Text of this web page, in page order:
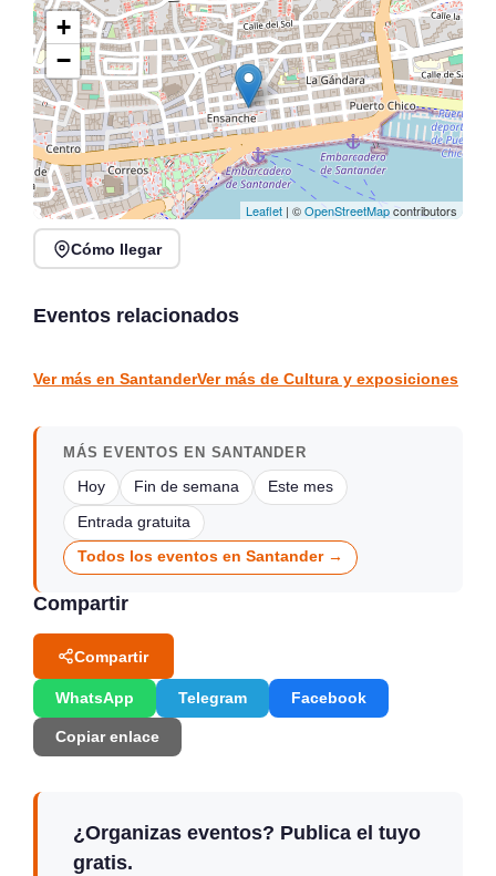
+
−
Leaflet | ©OpenStreetMapcontributors
Cómo llegar
Eventos relacionados
Talleres de Plantas
Gótica, Mazcuerras
Mazcuerras
Ver más en SantanderVer más de Cultura y exposiciones
MÁS EVENTOS EN SANTANDER
Hoy Fin de semana Este mes
Entrada gratuita
Todos los eventos en Santander →
Compartir
Compartir
WhatsApp Telegram Facebook
Copiar enlace
¿Organizas eventos? Publica el tuyo
gratis.